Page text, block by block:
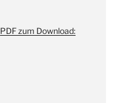
PDF zum Download: